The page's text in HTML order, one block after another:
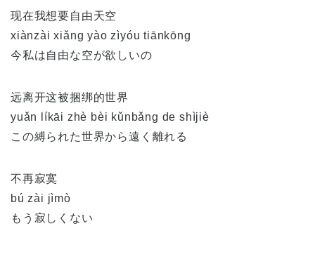
现在我想要自由天空
xiànzài xiǎng yào zìyóu tiānkōng
今私は自由な空が欲しいの
远离开这被捆绑的世界
yuǎn líkāi zhè bèi kǔnbǎng de shìjiè
この縛られた世界から遠く離れる
不再寂寞
bú zài jìmò
もう寂しくない